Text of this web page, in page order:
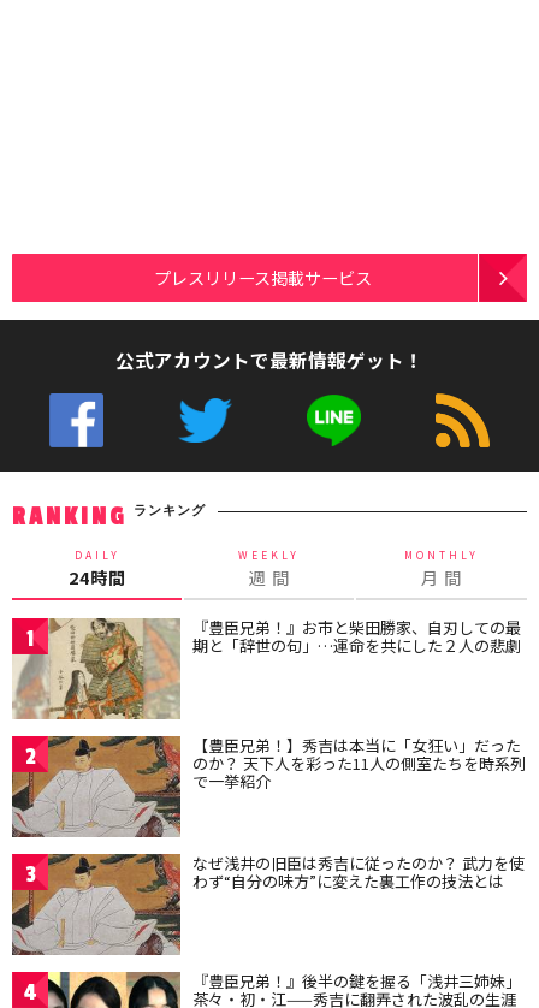
プレスリリース掲載サービス
公式アカウントで最新情報ゲット！
RANKING ランキング
DAILY
24時間
WEEKLY
週 間
MONTHLY
月 間
1 『豊臣兄弟！』お市と柴田勝家、自刃しての最
期と「辞世の句」…運命を共にした２人の悲劇
2 【豊臣兄弟！】秀吉は本当に「女狂い」だった
のか？ 天下人を彩った11人の側室たちを時系列
で一挙紹介
3 なぜ浅井の旧臣は秀吉に従ったのか？ 武力を使
わず“自分の味方”に変えた裏工作の技法とは
4 『豊臣兄弟！』後半の鍵を握る「浅井三姉妹」
茶々・初・江——秀吉に翻弄された波乱の生涯